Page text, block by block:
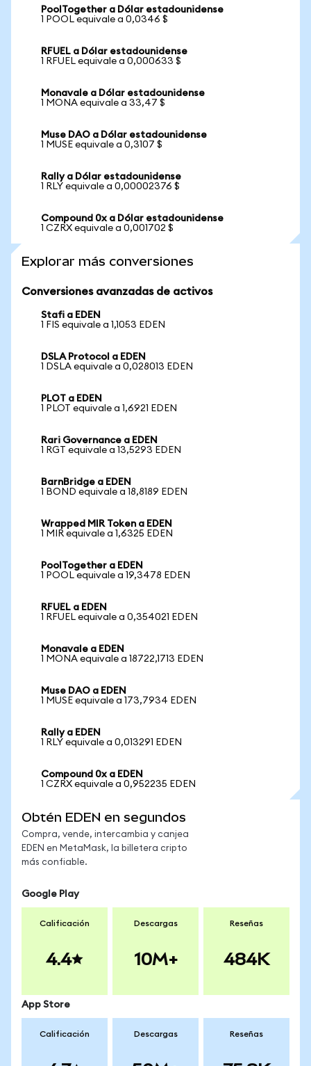
PoolTogether a Dólar estadounidense
1 POOL equivale a 0,0346 $
RFUEL a Dólar estadounidense
1 RFUEL equivale a 0,000633 $
Monavale a Dólar estadounidense
1 MONA equivale a 33,47 $
Muse DAO a Dólar estadounidense
1 MUSE equivale a 0,3107 $
Rally a Dólar estadounidense
1 RLY equivale a 0,00002376 $
Compound 0x a Dólar estadounidense
1 CZRX equivale a 0,001702 $
Explorar más conversiones
Conversiones avanzadas de activos
Stafi a EDEN
1 FIS equivale a 1,1053 EDEN
DSLA Protocol a EDEN
1 DSLA equivale a 0,028013 EDEN
PLOT a EDEN
1 PLOT equivale a 1,6921 EDEN
Rari Governance a EDEN
1 RGT equivale a 13,5293 EDEN
BarnBridge a EDEN
1 BOND equivale a 18,8189 EDEN
Wrapped MIR Token a EDEN
1 MIR equivale a 1,6325 EDEN
PoolTogether a EDEN
1 POOL equivale a 19,3478 EDEN
RFUEL a EDEN
1 RFUEL equivale a 0,354021 EDEN
Monavale a EDEN
1 MONA equivale a 18722,1713 EDEN
Muse DAO a EDEN
1 MUSE equivale a 173,7934 EDEN
Rally a EDEN
1 RLY equivale a 0,013291 EDEN
Compound 0x a EDEN
1 CZRX equivale a 0,952235 EDEN
Obtén EDEN en segundos
Compra, vende, intercambia y canjea
EDEN en MetaMask, la billetera cripto
más confiable.
Google Play
Calificación
4.4
Descargas
10M+
Reseñas
484K
App Store
Calificación Descargas Reseñas